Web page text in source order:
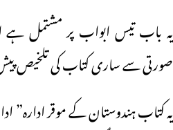
یہ باب تیس ابواب پر مشتمل
صورتی سے ساری کتاب کی تلخیص
یہ کتاب ہندوستان کے موقر ادارہ”